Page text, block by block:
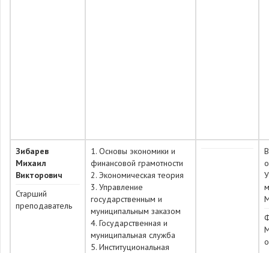
Зибарев
Михаил
Викторович
Старший
преподаватель
1. Основы экономики и
финансовой грамотности
2. Экономическая теория
3. Управление
государственным и
муниципальным заказом
4. Государственная и
муниципальная служба
5. Институциональная